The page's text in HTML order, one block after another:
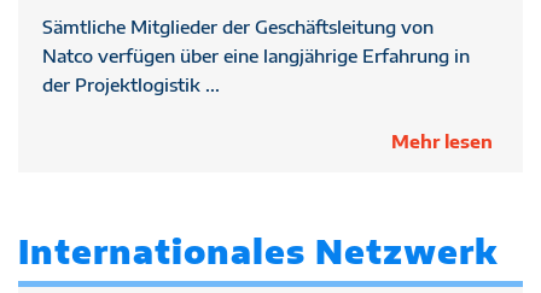
Sämtliche Mitglieder der Geschäftsleitung von
Natco verfügen über eine langjährige Erfahrung in
der Projektlogistik ...
Mehr lesen
Internationales Netzwerk